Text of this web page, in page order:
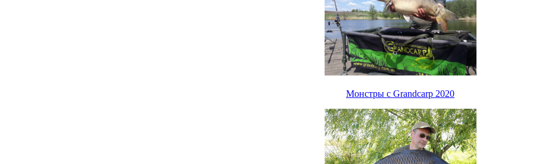
Монстры с Grandcarp 2020